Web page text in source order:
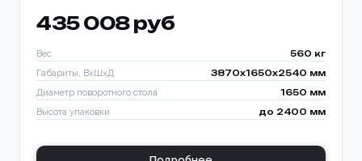
435 008 руб
Вес 560 кг
Габариты, ВхШхД 3870х1650х2540 мм
Диаметр поворотного стола 1650 мм
Высота упаковки до 2400 мм